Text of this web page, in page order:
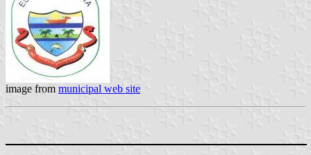
image from municipal web site